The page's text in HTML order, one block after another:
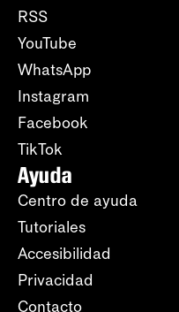
RSS
YouTube
WhatsApp
Instagram
Facebook
TikTok
Ayuda
Centro de ayuda
Tutoriales
Accesibilidad
Privacidad
Contacto